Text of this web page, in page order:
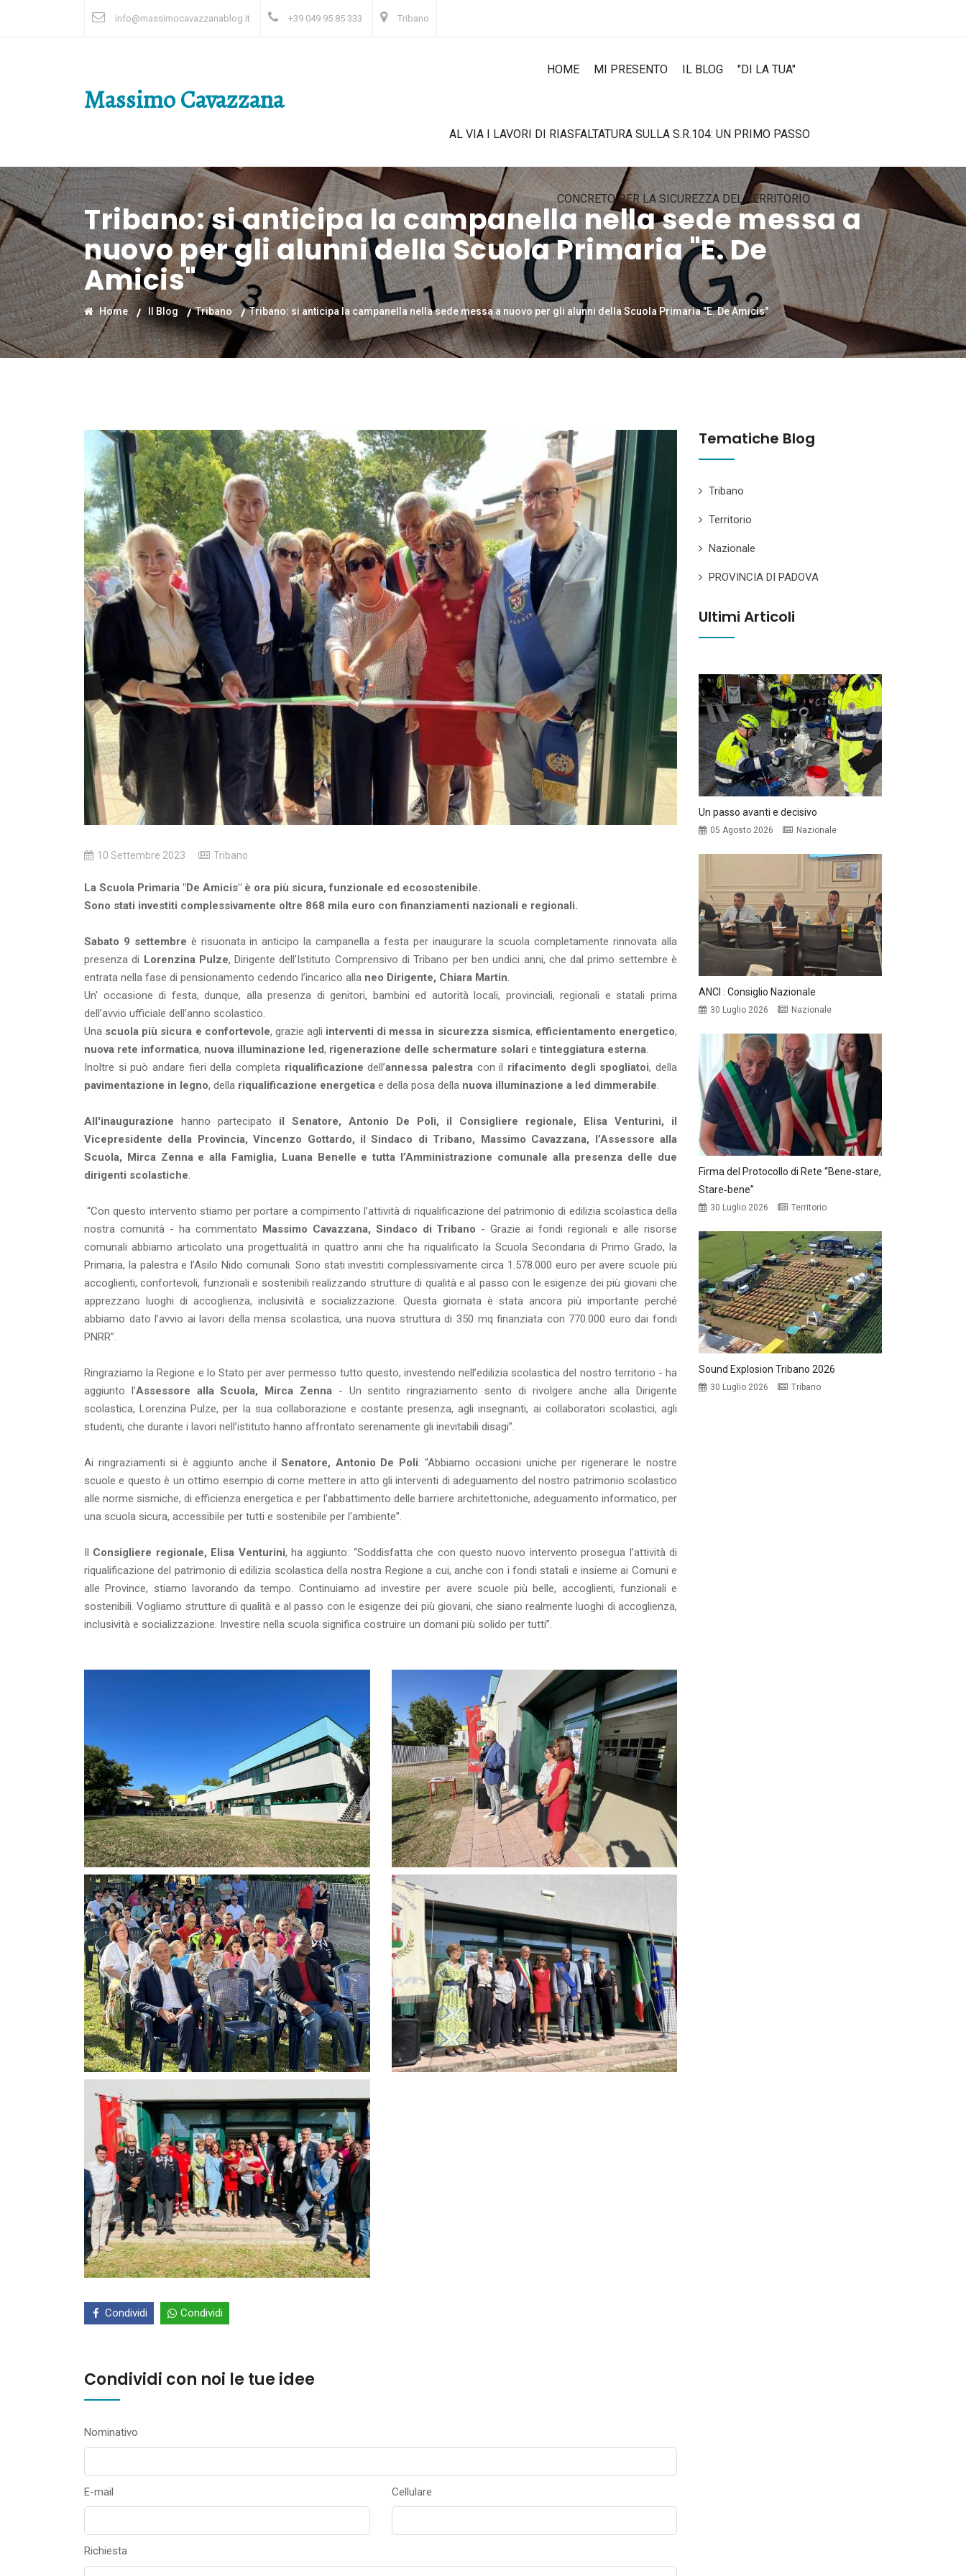
info@massimocavazzanablog.it +39 049 95 85 333 Tribano
Massimo Cavazzana
HOME MI PRESENTO IL BLOG "DI LA TUA"
AL VIA I LAVORI DI RIASFALTATURA SULLA S.R.104: UN PRIMO PASSO
CONCRETO PER LA SICUREZZA DEL TERRITORIO
Tribano: si anticipa la campanella nella sede messa a
nuovo per gli alunni della Scuola Primaria "E. De
Amicis"
Home Il Blog Tribano Tribano: si anticipa la campanella nella sede messa a nuovo per gli alunni della Scuola Primaria "E. De Amicis"
10 Settembre 2023 Tribano
La Scuola Primaria "De Amicis" è ora più sicura, funzionale ed ecosostenibile.
Sono stati investiti complessivamente oltre 868 mila euro con finanziamenti nazionali e regionali.
Sabato 9 settembre è risuonata in anticipo la campanella a festa per inaugurare la scuola completamente rinnovata alla
presenza di Lorenzina Pulze, Dirigente dell’Istituto Comprensivo di Tribano per ben undici anni, che dal primo settembre è
entrata nella fase di pensionamento cedendo l’incarico alla neo Dirigente, Chiara Martin.
Un' occasione di festa, dunque, alla presenza di genitori, bambini ed autorità locali, provinciali, regionali e statali prima
dell’avvio ufficiale dell’anno scolastico.
Una scuola più sicura e confortevole, grazie agli interventi di messa in sicurezza sismica, efficientamento energetico,
nuova rete informatica, nuova illuminazione led, rigenerazione delle schermature solari e tinteggiatura esterna.
Inoltre si può andare fieri della completa riqualificazione dell’annessa palestra con il rifacimento degli spogliatoi, della
pavimentazione in legno, della riqualificazione energetica e della posa della nuova illuminazione a led dimmerabile.
All'inaugurazione hanno partecipato il Senatore, Antonio De Poli, il Consigliere regionale, Elisa Venturini, il
Vicepresidente della Provincia, Vincenzo Gottardo, il Sindaco di Tribano, Massimo Cavazzana, l’Assessore alla
Scuola, Mirca Zenna e alla Famiglia, Luana Benelle e tutta l’Amministrazione comunale alla presenza delle due
dirigenti scolastiche.
“Con questo intervento stiamo per portare a compimento l’attività di riqualificazione del patrimonio di edilizia scolastica della
nostra comunità - ha commentato Massimo Cavazzana, Sindaco di Tribano - Grazie ai fondi regionali e alle risorse
comunali abbiamo articolato una progettualità in quattro anni che ha riqualificato la Scuola Secondaria di Primo Grado, la
Primaria, la palestra e l’Asilo Nido comunali. Sono stati investiti complessivamente circa 1.578.000 euro per avere scuole più
accoglienti, confortevoli, funzionali e sostenibili realizzando strutture di qualità e al passo con le esigenze dei più giovani che
apprezzano luoghi di accoglienza, inclusività e socializzazione. Questa giornata è stata ancora più importante perché
abbiamo dato l’avvio ai lavori della mensa scolastica, una nuova struttura di 350 mq finanziata con 770.000 euro dai fondi
PNRR”.
Ringraziamo la Regione e lo Stato per aver permesso tutto questo, investendo nell’edilizia scolastica del nostro territorio - ha
aggiunto l’Assessore alla Scuola, Mirca Zenna - Un sentito ringraziamento sento di rivolgere anche alla Dirigente
scolastica, Lorenzina Pulze, per la sua collaborazione e costante presenza, agli insegnanti, ai collaboratori scolastici, agli
studenti, che durante i lavori nell’istituto hanno affrontato serenamente gli inevitabili disagi”.
Ai ringraziamenti si è aggiunto anche ilSenatore, Antonio De Poli: “Abbiamo occasioni uniche per rigenerare le nostre
scuole e questo è un ottimo esempio di come mettere in atto gli interventi di adeguamento del nostro patrimonio scolastico
alle norme sismiche, di efficienza energetica e per l'abbattimento delle barriere architettoniche, adeguamento informatico, per
una scuola sicura, accessibile per tutti e sostenibile per l'ambiente”.
Il Consigliere regionale, Elisa Venturini, ha aggiunto: “Soddisfatta che con questo nuovo intervento prosegua l’attività di
riqualificazione del patrimonio di edilizia scolastica della nostra Regione a cui, anche con i fondi statali e insieme ai Comuni e
alle Province, stiamo lavorando da tempo. Continuiamo ad investire per avere scuole più belle, accoglienti, funzionali e
sostenibili. Vogliamo strutture di qualità e al passo con le esigenze dei più giovani, che siano realmente luoghi di accoglienza,
inclusività e socializzazione. Investire nella scuola significa costruire un domani più solido per tutti”.
Condividi Condividi
Condividi con noi le tue idee
Nominativo
E-mail Cellulare
Richiesta
Tematiche Blog
Tribano
Territorio
Nazionale
PROVINCIA DI PADOVA
Ultimi Articoli
Un passo avanti e decisivo
05 Agosto 2026 Nazionale
ANCI : Consiglio Nazionale
30 Luglio 2026 Nazionale
Firma del Protocollo di Rete “Bene‑stare,
Stare‑bene”
30 Luglio 2026 Territorio
Sound Explosion Tribano 2026
30 Luglio 2026 Tribano